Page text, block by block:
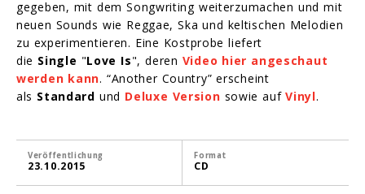
gegeben, mit dem Songwriting weiterzumachen und mit
neuen Sounds wie Reggae, Ska und keltischen Melodien
zu experimentieren. Eine Kostprobe liefert
die Single "Love Is", deren Video hier angeschaut
werden kann. “Another Country” erscheint
als Standard und Deluxe Version sowie aufVinyl.
Veröffentlichung
23.10.2015
Format
CD